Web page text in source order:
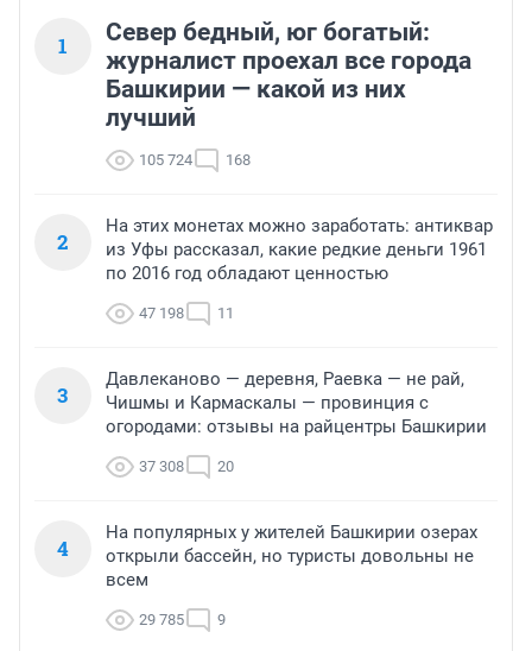
1
Север бедный, юг богатый:
журналист проехал все города
Башкирии — какой из них
лучший
105 724 168
2
На этих монетах можно заработать: антиквар
из Уфы рассказал, какие редкие деньги 1961
по 2016 год обладают ценностью
47 198 11
3
Давлеканово — деревня, Раевка — не рай,
Чишмы и Кармаскалы — провинция с
огородами: отзывы на райцентры Башкирии
37 308 20
4
На популярных у жителей Башкирии озерах
открыли бассейн, но туристы довольны не
всем
29 785 9